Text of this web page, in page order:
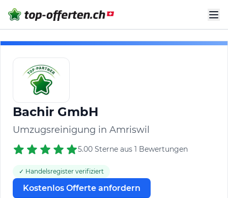
Bachir GmbH
Umzugsreinigung in Amriswil
5.00 Sterne aus 1 Bewertungen
✓ Handelsregister verifiziert
Kostenlos Offerte anfordern